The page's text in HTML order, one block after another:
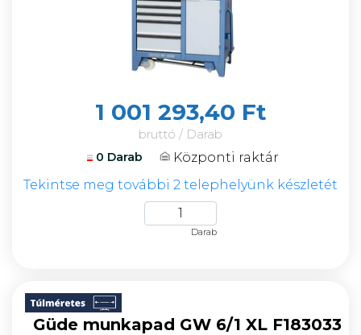
1 001 293,40 Ft
bruttó / Darab
0 Darab
Központi raktár
Tekintse meg további 2 telephelyünk készletét
Darab
Güde munkapad GW 6/1 XL F183033